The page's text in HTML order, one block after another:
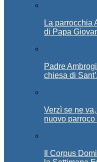
La parrocchia
di Papa
Padre
chiesa di
Verzì se ne
nuovo parroco
Il Corpus